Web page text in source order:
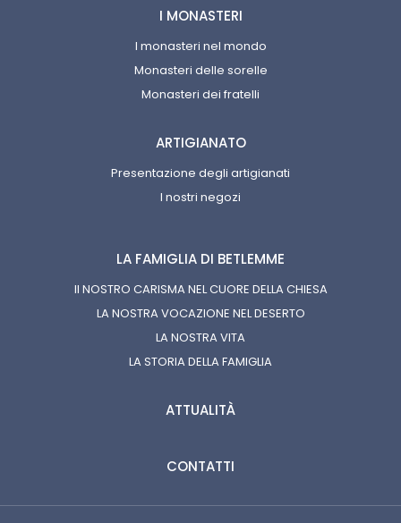
LA FAMIGLIA DI BETLEMME
Il NOSTRO CARISMA NEL CUORE DELLA CHIESA
LA NOSTRA VOCAZIONE NEL DESERTO
LA NOSTRA VITA
LA STORIA DELLA FAMIGLIA
ATTUALITÀ
CONTATTI
I MONASTERI
I monasteri nel mondo
Monasteri delle sorelle
Monasteri dei fratelli
ARTIGIANATO
Presentazione degli artigianati
I nostri negozi